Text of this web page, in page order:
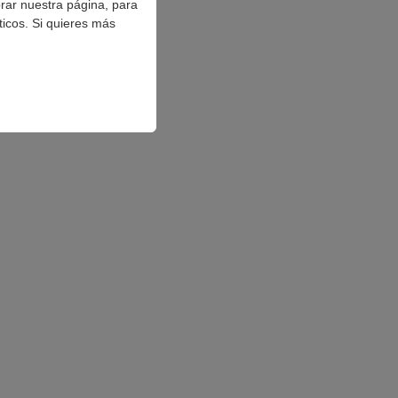
nuestra página, para
Si quieres más